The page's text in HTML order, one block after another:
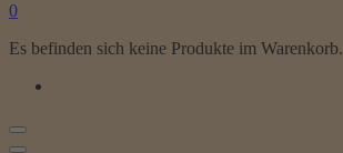
0
Es befinden sich keine Produkte im Warenkorb.